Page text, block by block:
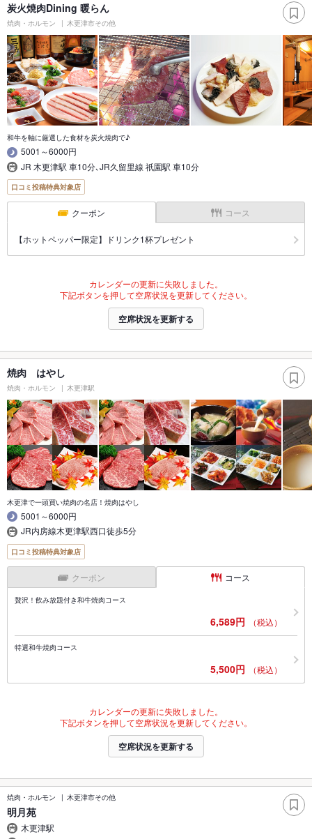
炭火焼肉Dining 暖らん
焼肉・ホルモン 木更津市その他
和牛を軸に厳選した食材を炭火焼肉で♪
5001～6000円
JR 木更津駅 車10分､JR久留里線 祇園駅 車10分
口コミ投稿特典対象店
クーポン コース
【ホットペッパー限定】ドリンク1杯プレゼント
カレンダーの更新に失敗しました。
下記ボタンを押して空席状況を更新してください。
空席状況を更新する
焼肉 はやし
焼肉・ホルモン 木更津駅
木更津で一頭買い焼肉の名店！焼肉はやし
5001～6000円
JR内房線木更津駅西口徒歩5分
口コミ投稿特典対象店
クーポン コース
贅沢！飲み放題付き和牛焼肉コース
6,589円 （税込）
特選和牛焼肉コース
5,500円 （税込）
カレンダーの更新に失敗しました。
下記ボタンを押して空席状況を更新してください。
空席状況を更新する
焼肉・ホルモン 木更津市その他
明月苑
木更津駅